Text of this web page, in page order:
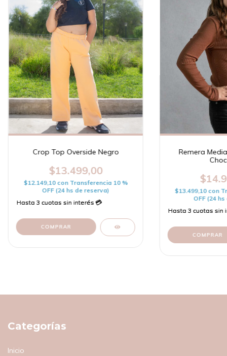
Crop Top Overside Negro
$13.499,00
$12.149,10 con Transferencia 10 %
OFF (24 hs de reserva)
COMPRAR
Remera
$13.499,10 con
OFF (24
COMPRAR
Categorías
Inicio